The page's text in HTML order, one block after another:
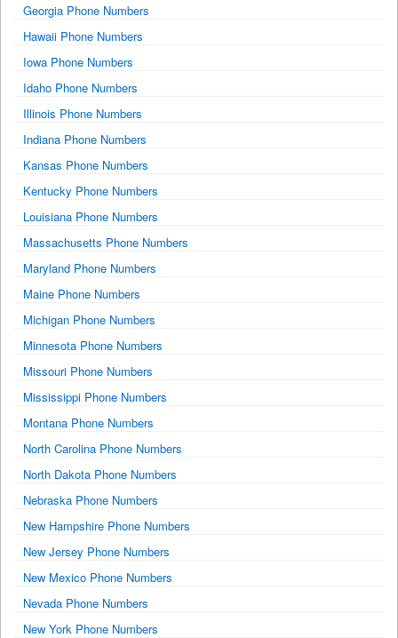
Georgia Phone Numbers
Hawaii Phone Numbers
Iowa Phone Numbers
Idaho Phone Numbers
Illinois Phone Numbers
Indiana Phone Numbers
Kansas Phone Numbers
Kentucky Phone Numbers
Louisiana Phone Numbers
Massachusetts Phone Numbers
Maryland Phone Numbers
Maine Phone Numbers
Michigan Phone Numbers
Minnesota Phone Numbers
Missouri Phone Numbers
Mississippi Phone Numbers
Montana Phone Numbers
North Carolina Phone Numbers
North Dakota Phone Numbers
Nebraska Phone Numbers
New Hampshire Phone Numbers
New Jersey Phone Numbers
New Mexico Phone Numbers
Nevada Phone Numbers
New York Phone Numbers